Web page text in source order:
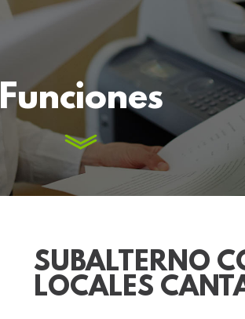
Funciones
SUBALTERNO
LOCALES